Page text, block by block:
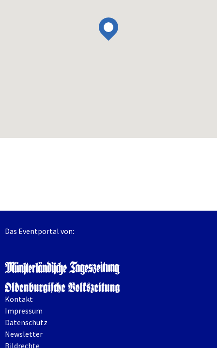
Das Eventportal von:
Kontakt
Impressum
Datenschutz
Newsletter
Bildrechte